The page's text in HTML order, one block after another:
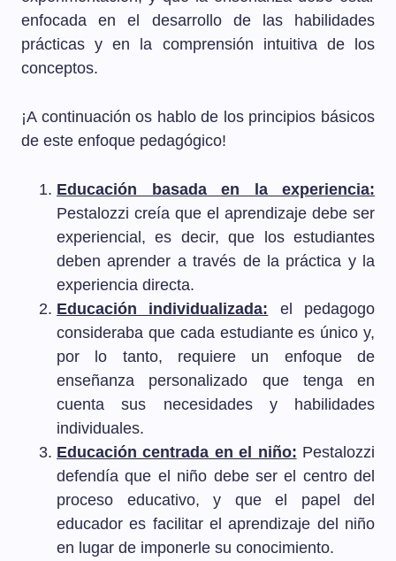
enfocada en el desarrollo de las habilidades
prácticas y en la comprensión intuitiva de los
conceptos.
¡A continuación os hablo de los principios básicos
de este enfoque pedagógico!
Educación basada en la experiencia:
Pestalozzi creía que el aprendizaje debe ser
experiencial, es decir, que los estudiantes
deben aprender a través de la práctica y la
experiencia directa.
Educación individualizada: el pedagogo
consideraba que cada estudiante es único y,
por lo tanto, requiere un enfoque de
enseñanza personalizado que tenga en
cuenta sus necesidades y habilidades
individuales.
Educación centrada en el niño: Pestalozzi
defendía que el niño debe ser el centro del
proceso educativo, y que el papel del
educador es facilitar el aprendizaje del niño
en lugar de imponerle su conocimiento.